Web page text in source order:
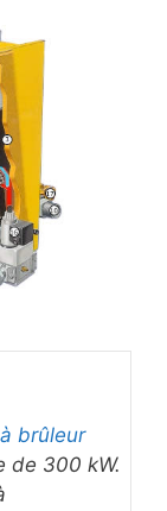
brûleur
de 300 kW.